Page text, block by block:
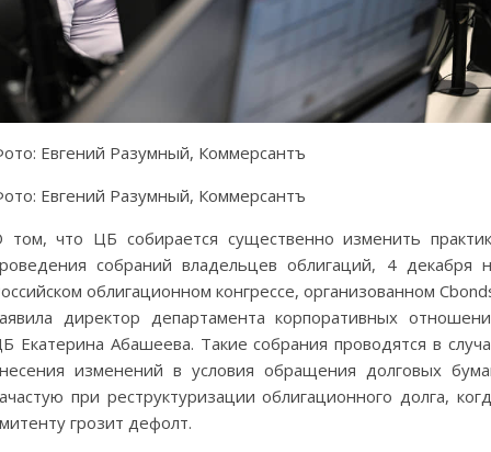
Евгений Разумный, Коммерсантъ
Евгений Разумный, Коммерсантъ
том, что ЦБ собирается существенно изменить
собраний владельцев облигаций, 4 декабря
облигационном конгрессе, организованном
директор департамента корпоративных
Екатерина Абашеева. Такие собрания проводятся в
изменений в условия обращения долговых
при реструктуризации облигационного долга,
грозит дефолт.